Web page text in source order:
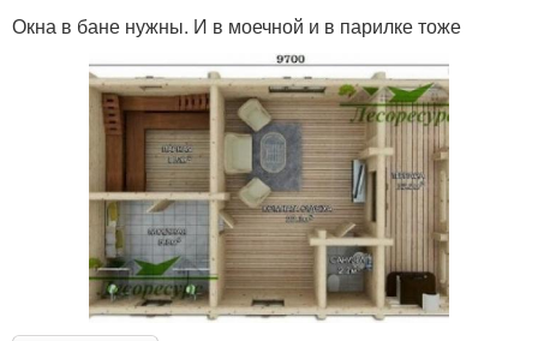
Окна в бане нужны. И в моечной и в парилке тоже